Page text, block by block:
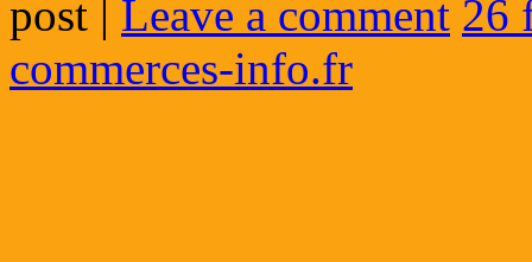
post | Leave a comment 26
commerces-info.fr